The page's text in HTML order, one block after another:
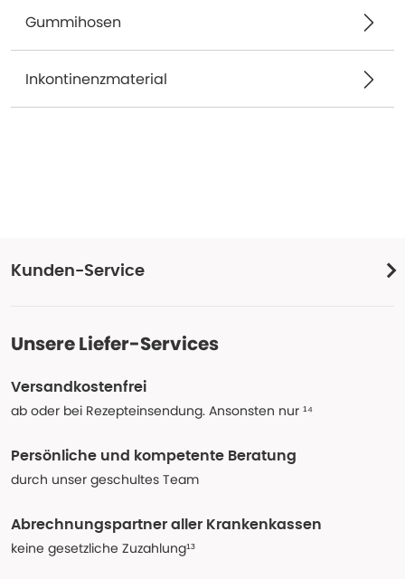
Gummihosen
Inkontinenzmaterial
Kunden-Service
Unsere Liefer-Services
Versandkostenfrei
ab oder bei Rezepteinsendung. Ansonsten nur ¹⁴
Persönliche und kompetente Beratung
durch unser geschultes Team
Abrechnungspartner aller Krankenkassen
keine gesetzliche Zuzahlung¹³